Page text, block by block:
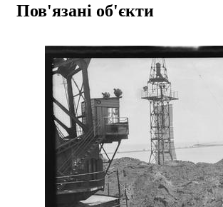
Пов'язані об'єкти